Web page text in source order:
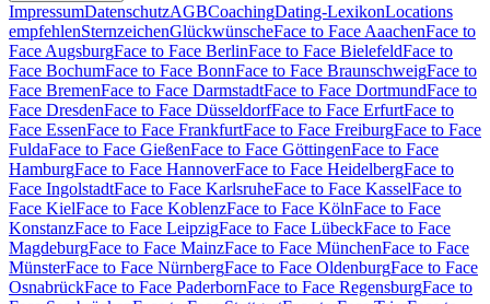
ImpressumDatenschutzAGBCoachingDating-LexikonLocations
empfehlenSternzeichenGlückwünscheFace to Face AaachenFace to
Face AugsburgFace to Face BerlinFace to Face BielefeldFace to
Face BochumFace to Face BonnFace to Face BraunschweigFace to
Face BremenFace to Face DarmstadtFace to Face DortmundFace to
Face DresdenFace to Face DüsseldorfFace to Face ErfurtFace to
Face EssenFace to Face FrankfurtFace to Face FreiburgFace to Face
FuldaFace to Face GießenFace to Face GöttingenFace to Face
HamburgFace to Face HannoverFace to Face HeidelbergFace to
Face IngolstadtFace to Face KarlsruheFace to Face KasselFace to
Face KielFace to Face KoblenzFace to Face KölnFace to Face
KonstanzFace to Face LeipzigFace to Face LübeckFace to Face
MagdeburgFace to Face MainzFace to Face MünchenFace to Face
MünsterFace to Face NürnbergFace to Face OldenburgFace to Face
OsnabrückFace to Face PaderbornFace to Face RegensburgFace to